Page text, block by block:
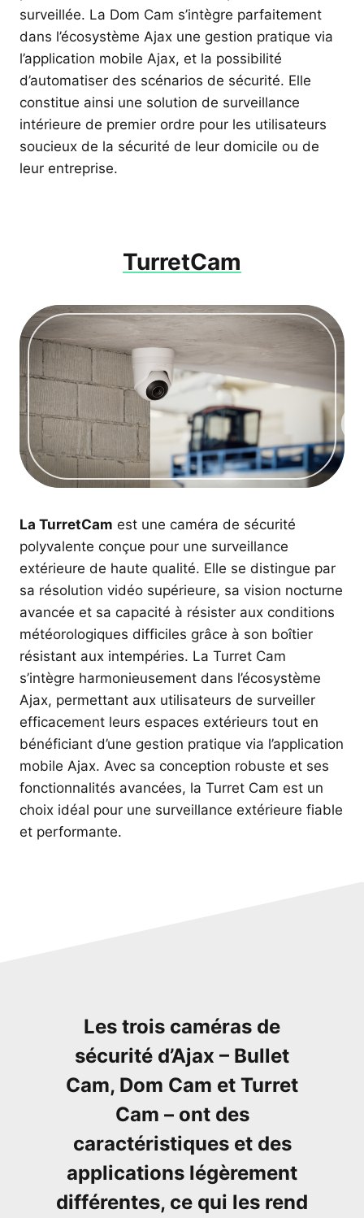
surveillée. La Dom Cam s’intègre parfaitement
dans l’écosystème Ajax une gestion pratique via
l’application mobile Ajax, et la possibilité
d’automatiser des scénarios de sécurité. Elle
constitue ainsi une solution de surveillance
intérieure de premier ordre pour les utilisateurs
soucieux de la sécurité de leur domicile ou de
leur entreprise.
TurretCam
La TurretCam est une caméra de sécurité
polyvalente conçue pour une surveillance
extérieure de haute qualité. Elle se distingue par
sa résolution vidéo supérieure, sa vision nocturne
avancée et sa capacité à résister aux conditions
météorologiques difficiles grâce à son boîtier
résistant aux intempéries. La Turret Cam
s’intègre harmonieusement dans l’écosystème
Ajax, permettant aux utilisateurs de surveiller
efficacement leurs espaces extérieurs tout en
bénéficiant d’une gestion pratique via l’application
mobile Ajax. Avec sa conception robuste et ses
fonctionnalités avancées, la Turret Cam est un
choix idéal pour une surveillance extérieure fiable
et performante.
Les trois caméras de
sécurité d’Ajax – Bullet
Cam, Dom Cam et Turret
Cam – ont des
caractéristiques et des
applications légèrement
différentes, ce qui les rend